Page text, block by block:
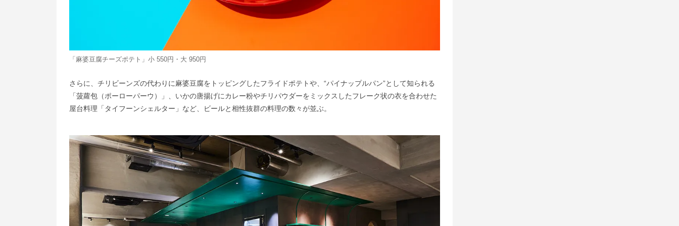
「麻婆豆腐チーズポテト」小 550円・大 950円
さらに、チリビーンズの代わりに麻婆豆腐をトッピングしたフライドポテトや、“パイナップルパン”として知られる
「菠蘿包（ポーローパーウ）」、いかの唐揚げにカレー粉やチリパウダーをミックスしたフレーク状の衣を合わせた
屋台料理「タイフーンシェルター」など、ビールと相性抜群の料理の数々が並ぶ。